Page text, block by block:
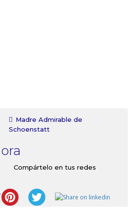
Madre Admirable de
Schoenstatt
Compártelo en tus redes